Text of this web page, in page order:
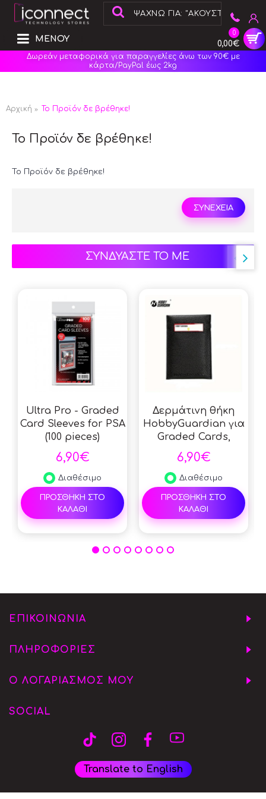
0
0,00€
ΜΕΝΟΥ
Δωρεάν μεταφορικά για παραγγελίες άνω των 90€ με
κάρτα/PayPal έως 2kg
Αρχική Το Προϊόν δε βρέθηκε!
Το Προϊόν δε βρέθηκε!
Το Προϊόν δε βρέθηκε!
ΣΥΝΕΧΕΙΑ
ΣΥΝΔΥΑΣΤΕ ΤΟ ΜΕ
Ultra Pro - Graded
Card Sleeves for PSA
(100 pieces)
6,90€
Διαθέσιμο
ΠΡΟΣΘΗΚΗ ΣΤΟ
ΚΑΛΑΘΙ
Δερμάτινη θήκη
HobbyGuardian για
Graded Cards,
Συλλογή StreetRules
για PSA, BGS Slabs,
Προστασία
συλλεκτικών καρτών
- Black
6,90€
Διαθέσιμο
ΠΡΟΣΘΗΚΗ ΣΤΟ
ΚΑΛΑΘΙ
ΕΠΙΚΟΙΝΩΝΙΑ
ΠΛΗΡΟΦΟΡΙΕΣ
Ο ΛΟΓΑΡΙΑΣΜΟΣ ΜΟΥ
SOCIAL
Translate to English